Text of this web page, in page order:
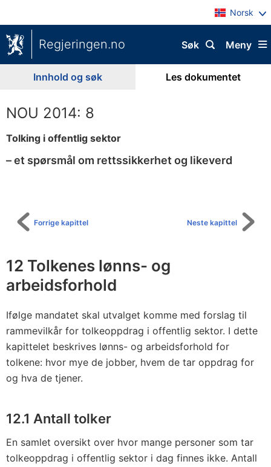
Norsk
Regjeringen.no Meny
Søk
Innhold og søk Les dokumentet
NOU 2014: 8
Tolking i offentlig sektor
– et spørsmål om rettssikkerhet og likeverd
Neste kapittel
Forrige kapittel
12 Tolkenes lønns- og
arbeidsforhold
Ifølge mandatet skal utvalget komme med forslag til
rammevilkår for tolkeoppdrag i offentlig sektor. I dette
kapittelet beskrives lønns- og arbeidsforhold for
tolkene: hvor mye de jobber, hvem de tar oppdrag for
og hva de tjener.
12.1 Antall tolker
En samlet oversikt over hvor mange personer som tar
tolkeoppdrag i offentlig sektor i dag finnes ikke. Antall